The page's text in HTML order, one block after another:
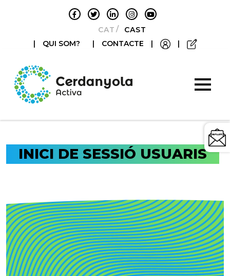
CATALÀCASTELLANO
|
QUI SOM? | CONTACTE | |
INICI DE SESSIÓ USUARIS